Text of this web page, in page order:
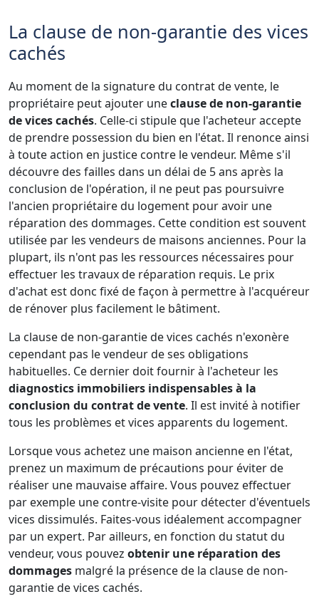
La clause de non-garantie des vices
cachés
Au moment de la signature du contrat de vente, le
propriétaire peut ajouter uneclause de non-garantie
de vices cachés. Celle-ci stipule que l'acheteur accepte
de prendre possession du bien en l'état. Il renonce ainsi
à toute action en justice contre le vendeur. Même s'il
découvre des failles dans un délai de 5 ans après la
conclusion de l'opération, il ne peut pas poursuivre
l'ancien propriétaire du logement pour avoir une
réparation des dommages. Cette condition est souvent
utilisée par les vendeurs de maisons anciennes. Pour la
plupart, ils n'ont pas les ressources nécessaires pour
effectuer les travaux de réparation requis. Le prix
d'achat est donc fixé de façon à permettre à l'acquéreur
de rénover plus facilement le bâtiment.
La clause de non-garantie de vices cachés n'exonère
cependant pas le vendeur de ses obligations
habituelles. Ce dernier doit fournir à l'acheteur les
diagnostics immobiliers indispensables à la
conclusion du contrat de vente. Il est invité à notifier
tous les problèmes et vices apparents du logement.
Lorsque vous achetez une maison ancienne en l'état,
prenez un maximum de précautions pour éviter de
réaliser une mauvaise affaire. Vous pouvez effectuer
par exemple une contre-visite pour détecter d'éventuels
vices dissimulés. Faites-vous idéalement accompagner
par un expert. Par ailleurs, en fonction du statut du
vendeur, vous pouvez obtenir une réparation des
dommages malgré la présence de la clause de non-
garantie de vices cachés.